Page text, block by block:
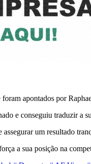
apontados por
e conseguiu traduzir a
assegurar um resultado
a sua posição na